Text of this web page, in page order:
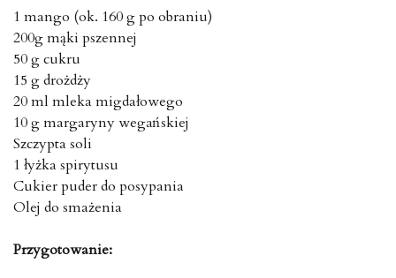
1 mango (ok. 160 g po obraniu)
200g mąki pszennej
50 g cukru
15 g drożdży
20 ml mleka migdałowego
10 g margaryny wegańskiej
Szczypta soli
1 łyżka spirytusu
Cukier puder do posypania
Olej do smażenia
Przygotowanie: